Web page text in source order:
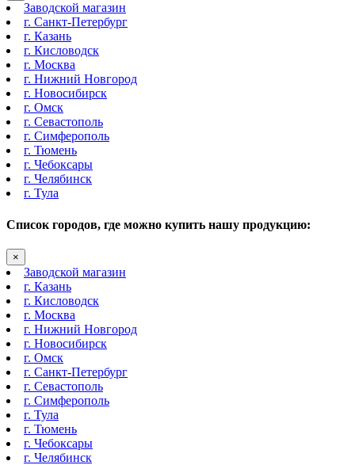
Заводской магазин
г. Санкт-Петербург
г. Казань
г. Кисловодск
г. Москва
г. Нижний Новгород
г. Новосибирск
г. Омск
г. Севастополь
г. Симферополь
г. Тюмень
г. Чебоксары
г. Челябинск
г. Тула
Список городов, где можно купить нашу продукцию:
×
Заводской магазин
г. Казань
г. Кисловодск
г. Москва
г. Нижний Новгород
г. Новосибирск
г. Омск
г. Санкт-Петербург
г. Севастополь
г. Симферополь
г. Тула
г. Тюмень
г. Чебоксары
г. Челябинск